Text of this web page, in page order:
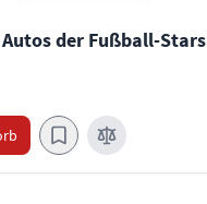
Autos der Fußball-Stars